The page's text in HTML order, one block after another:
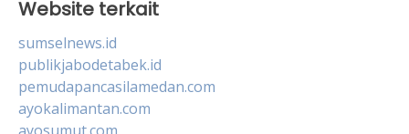
Website terkait
sumselnews.id
publikjabodetabek.id
pemudapancasilamedan.com
ayokalimantan.com